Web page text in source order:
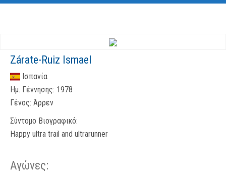
Zárate-Ruiz Ismael
Ισπανία
Ημ. Γέννησης: 1978
Γένος: Άρρεν
Σύντομο Βιογραφικό:
Happy ultra trail and ultrarunner
Αγώνες: